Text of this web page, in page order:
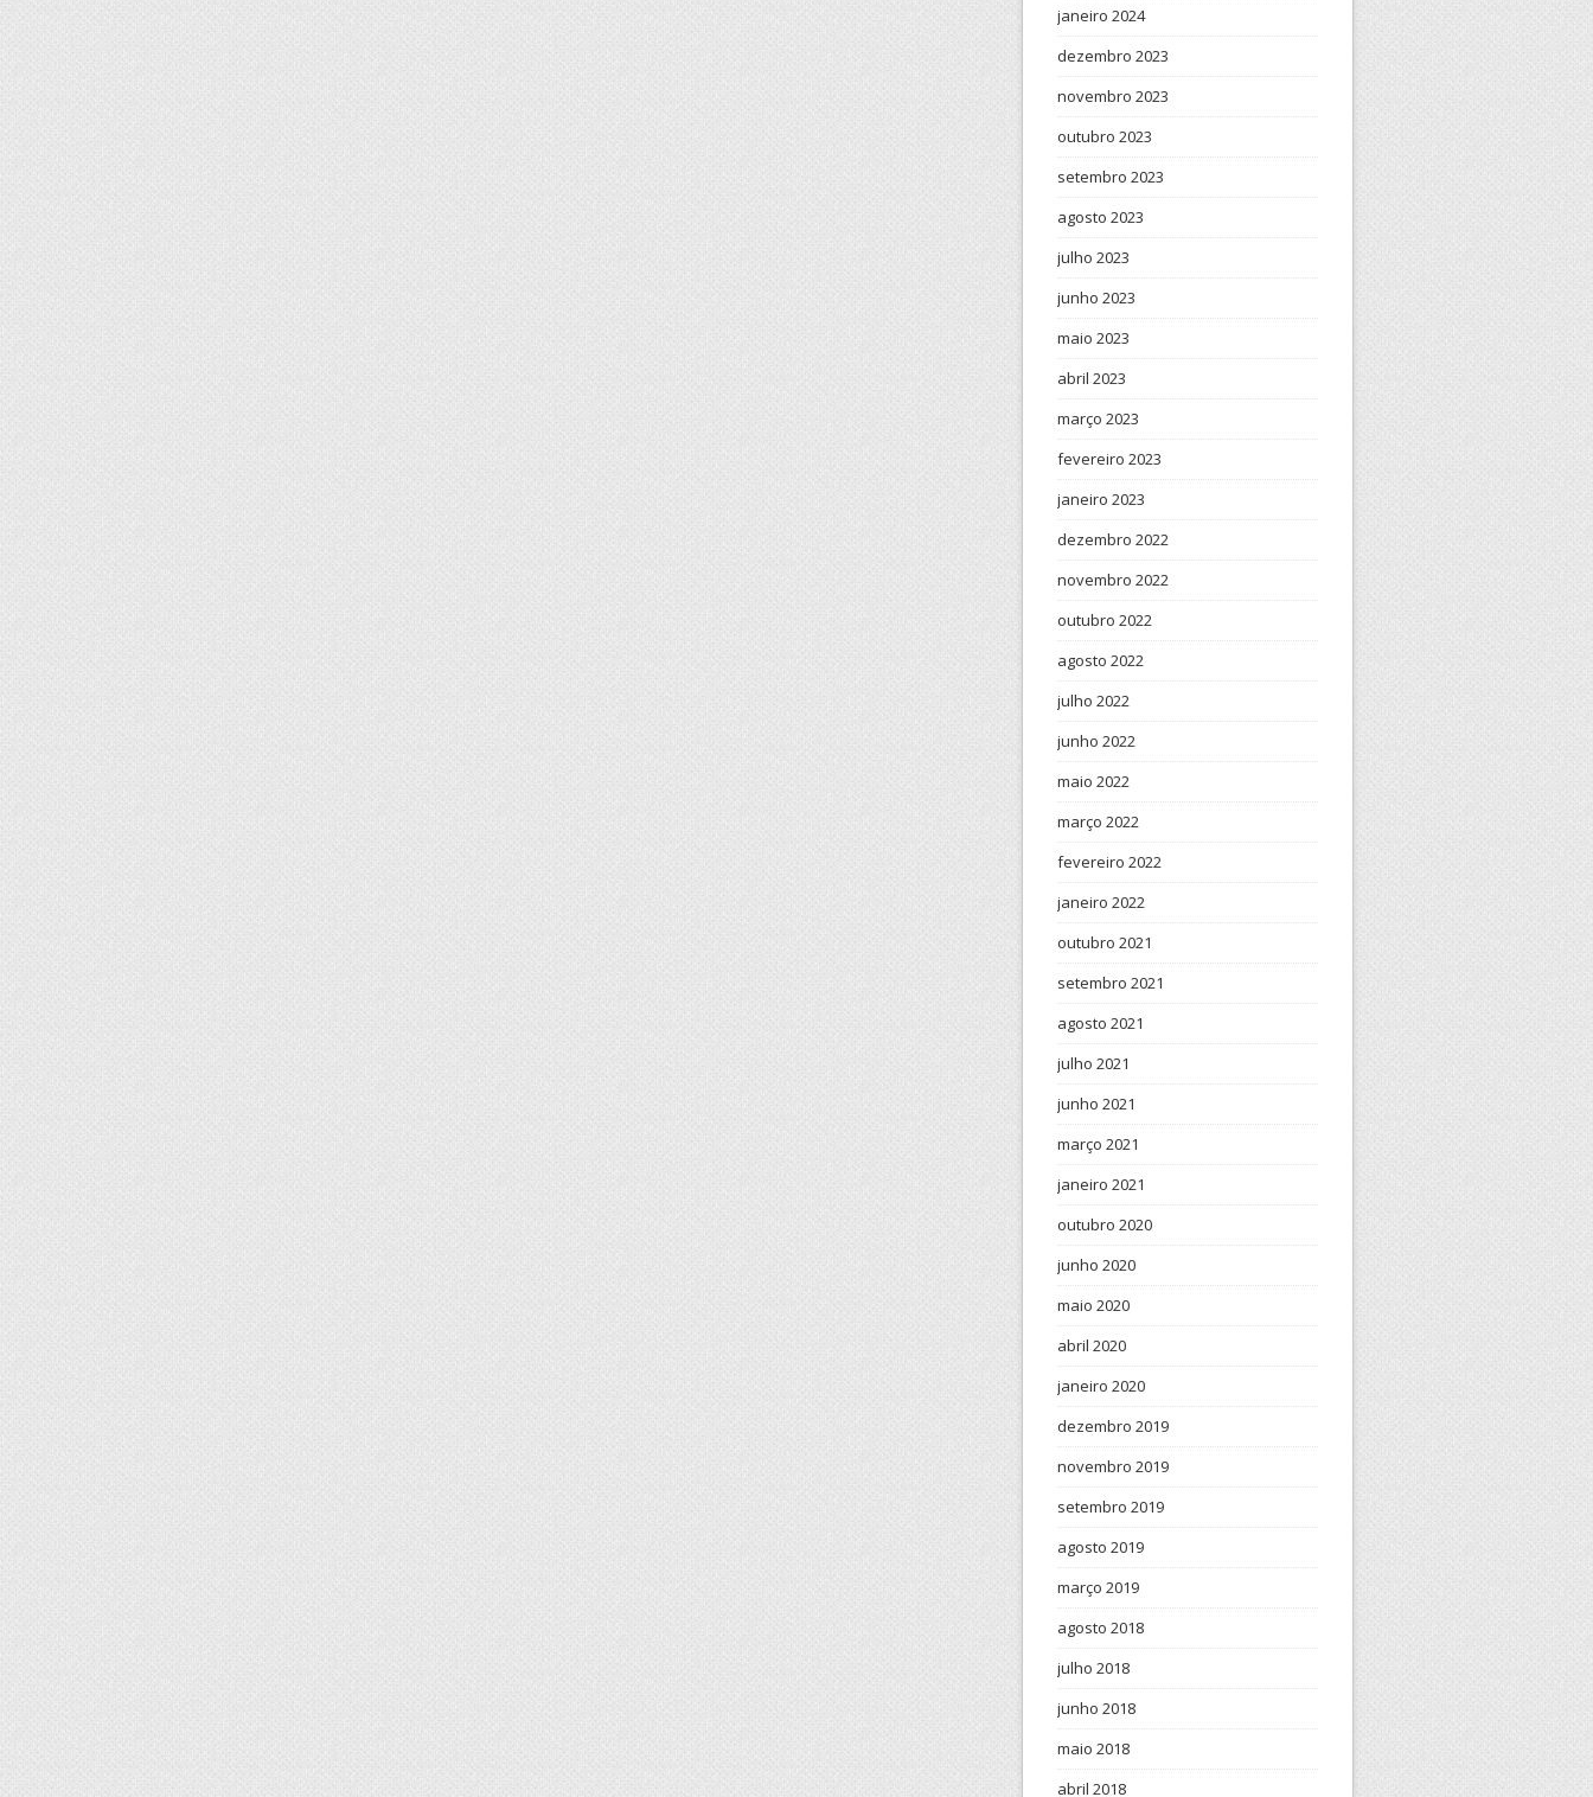
janeiro 2024
dezembro 2023
novembro 2023
outubro 2023
setembro 2023
agosto 2023
julho 2023
junho 2023
maio 2023
abril 2023
março 2023
fevereiro 2023
janeiro 2023
dezembro 2022
novembro 2022
outubro 2022
agosto 2022
julho 2022
junho 2022
maio 2022
março 2022
fevereiro 2022
janeiro 2022
outubro 2021
setembro 2021
agosto 2021
julho 2021
junho 2021
março 2021
janeiro 2021
outubro 2020
junho 2020
maio 2020
abril 2020
janeiro 2020
dezembro 2019
novembro 2019
setembro 2019
agosto 2019
março 2019
agosto 2018
julho 2018
junho 2018
maio 2018
abril 2018